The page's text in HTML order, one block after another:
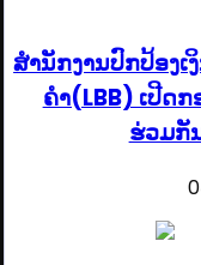
ສຳນັກງານປົກປ້ອງ
ຄຳ(LBB) ເປີດ
ຮ່ວມກັ